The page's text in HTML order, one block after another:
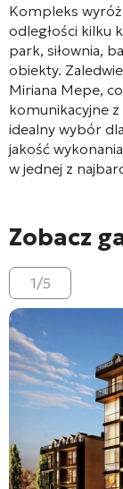
Kompleks
odległości kilku
park, siłownia,
obiekty.
Miriana Mepe,
komunikacyjne
idealny wybór
jakość
w jednej z
Zobacz
1/5